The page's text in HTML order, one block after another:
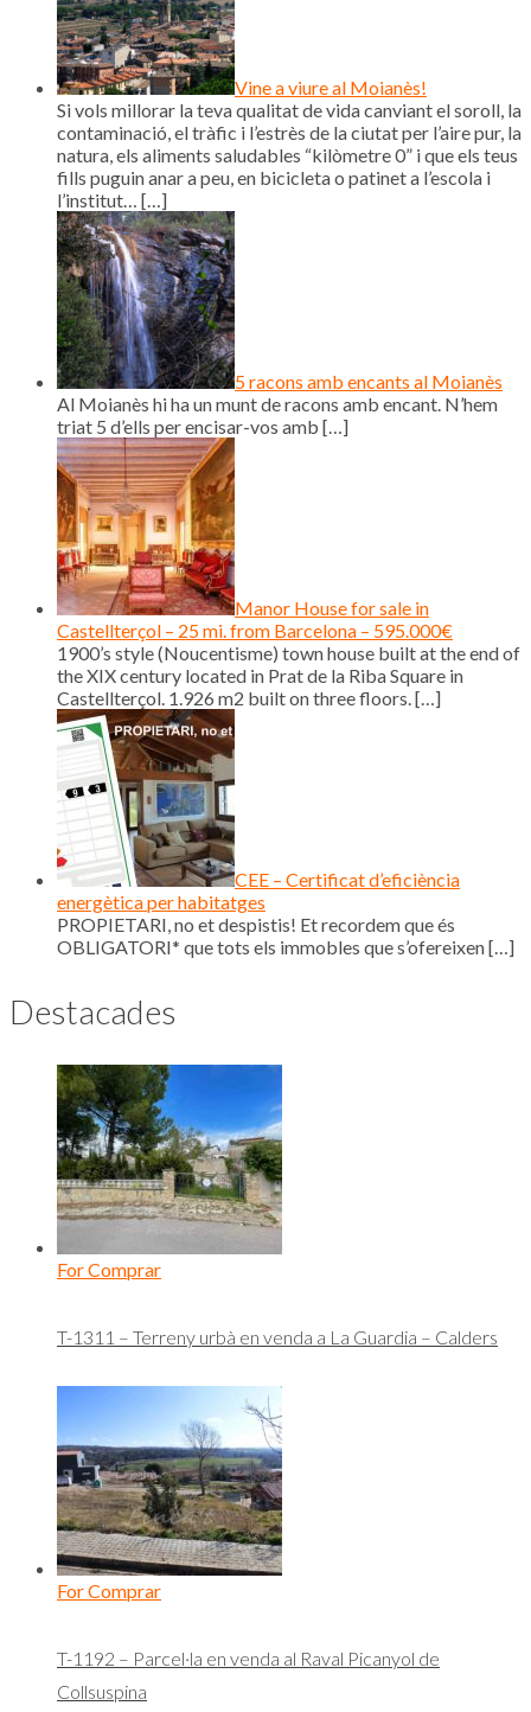
Vine a viure al Moianès!
Si vols millorar la teva qualitat de vida canviant el soroll, la
contaminació, el tràfic i l’estrès de la ciutat per l’aire pur, la
natura, els aliments saludables “kilòmetre 0” i que els teus
fills puguin anar a peu, en bicicleta o patinet a l’escola i
l’institut… […]
5 racons amb encants al Moianès
Al Moianès hi ha un munt de racons amb encant. N’hem
triat 5 d’ells per encisar-vos amb […]
Manor House for sale in
Castellterçol – 25 mi. from Barcelona – 595.000€
1900’s style (Noucentisme) town house built at the end of
the XIX century located in Prat de la Riba Square in
Castellterçol. 1.926 m2 built on three floors.[…]
CEE – Certificat d’eficiència
energètica per habitatges
PROPIETARI, no et despistis! Et recordem que és
OBLIGATORI* que tots els immobles que s’ofereixen[…]
Destacades
For Comprar
T-1311 – Terreny urbà en venda a La Guardia – Calders
For Comprar
T-1192 – Parcel·la en venda al Raval Picanyol de
Collsuspina